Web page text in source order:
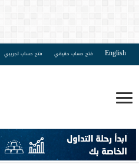
English فتح حساب حقيقي فتح حساب تجريبي